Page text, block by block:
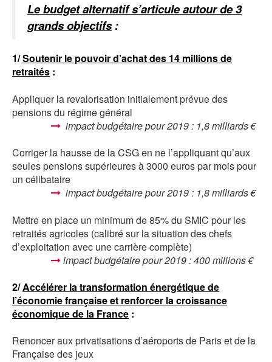
Le budget alternatif s’articule autour de 3
grands objectifs:
1/Soutenir le pouvoir d’achat des 14 millions de
retraités :
Appliquer la revalorisation initialement prévue des
pensions du régime général
impact budgétaire pour 2019 : 1,8 milliards €
Corriger la hausse de la CSG en ne l’appliquant qu’aux
seules pensions supérieures à 3000 euros par mois pour
un célibataire
impact budgétaire pour 2019 : 1,8 milliards €
Mettre en place un minimum de 85% du SMIC pour les
retraités agricoles (calibré sur la situation des chefs
d’exploitation avec une carrière complète)
impact budgétaire pour 2019 : 400 millions €
2/Accélérer la transformation énergétique de
l’économie française et renforcer la croissance
économique de la France :
Renoncer aux privatisations d’aéroports de Paris et de la
Française des jeux